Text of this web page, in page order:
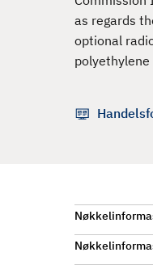
as regards
optional